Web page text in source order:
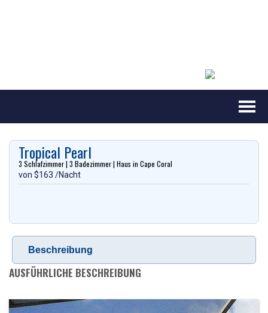
Tropical Pearl
3 Schlafzimmer 3 Badezimmer Haus in Cape Coral
von $163 /Nacht
Beschreibung
AUSFÜHRLICHE BESCHREIBUNG